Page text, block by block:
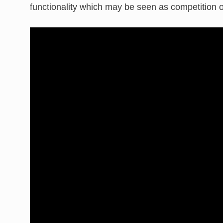
functionality which may be seen as competition